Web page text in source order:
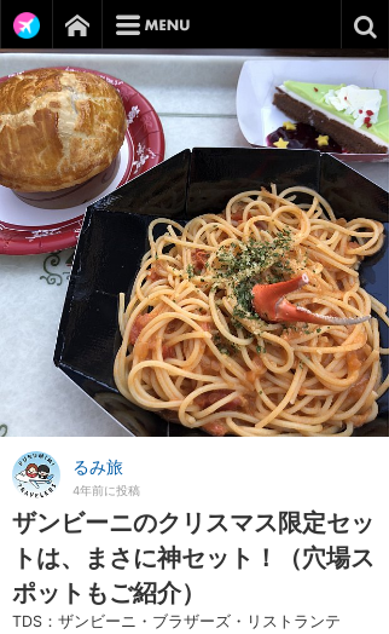
るみ旅
4年前に投稿
ザンビーニのクリスマス限定セッ
トは、まさに神セット！（穴場ス
ポットもご紹介）
TDS：ザンビーニ・ブラザーズ・リストランテ